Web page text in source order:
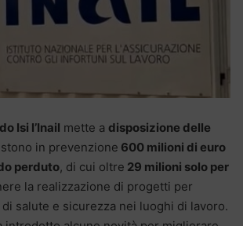
Isi l’Inail mette a disposizione delle
in prevenzione 600 milioni di euro
perduto, di cui oltre 29 milioni solo per
la realizzazione di progetti per
salute e sicurezza nei luoghi di lavoro.